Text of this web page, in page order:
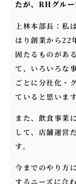
たが、RHグル
上林本部長：私
はり創業から22
固たるものがあ
て、いろいろな
ごとに分社化・
ていると思います
また、飲食事業
して、店舗運営
す。
今までのやり方
するニーズに合